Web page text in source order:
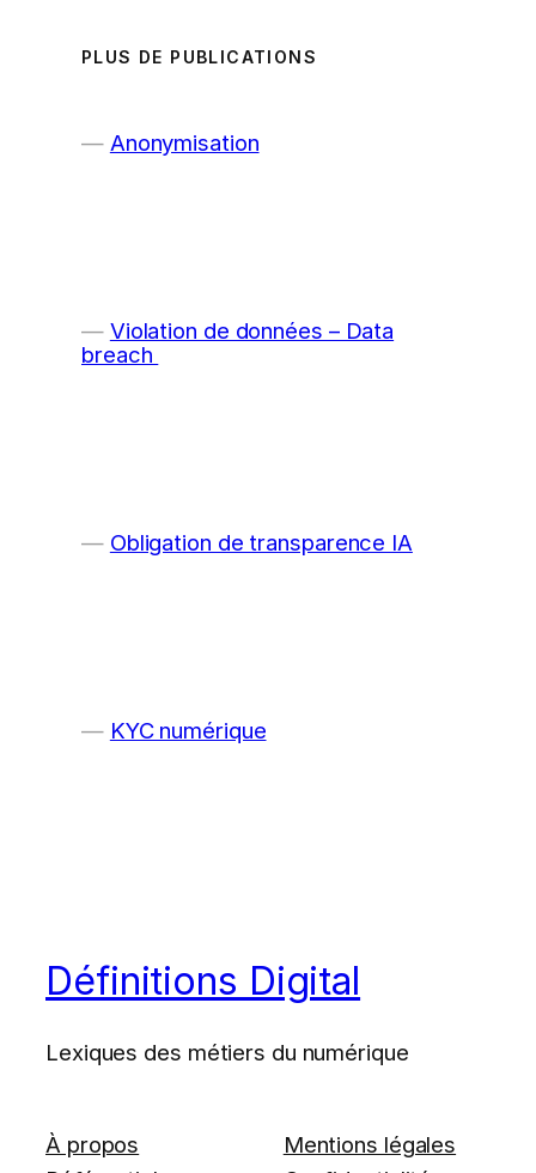
PLUS DE PUBLICATIONS
Anonymisation
Violation de données – Data
breach
Obligation de transparence IA
KYC numérique
Définitions Digital
Lexiques des métiers du numérique
À propos
Mentions légales